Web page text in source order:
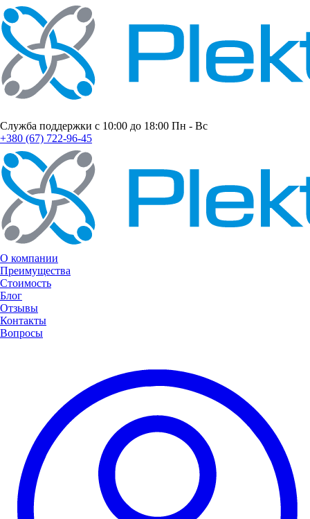
Служба поддержки с 10:00 до 18:00 Пн - Вс
+380 (67) 722-96-45
О компании
Преимущества
Стоимость
Блог
Отзывы
Контакты
Вопросы